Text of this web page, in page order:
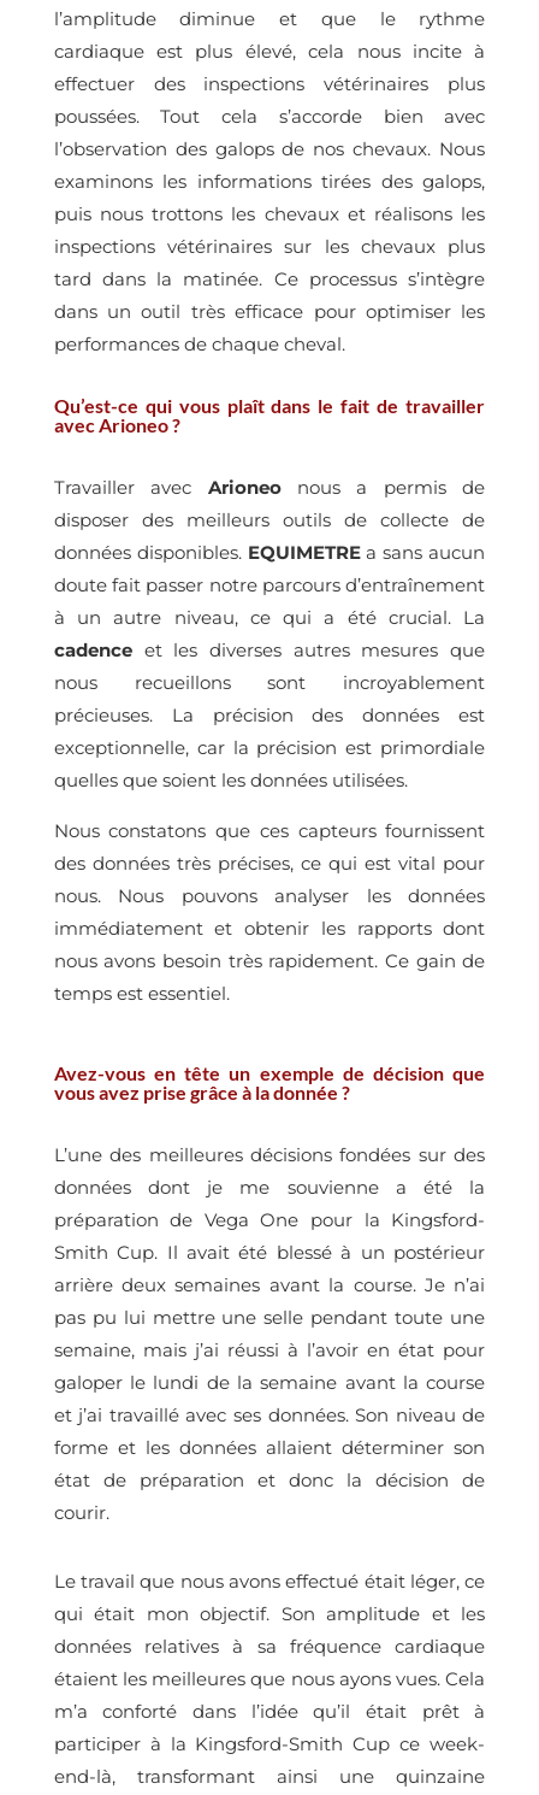
l’amplitude diminue et que le rythme
cardiaque est plus élevé, cela nous incite à
effectuer des inspections vétérinaires plus
poussées. Tout cela s’accorde bien avec
l’observation des galops de nos chevaux. Nous
examinons les informations tirées des galops,
puis nous trottons les chevaux et réalisons les
inspections vétérinaires sur les chevaux plus
tard dans la matinée. Ce processus s’intègre
dans un outil très efficace pour optimiser les
performances de chaque cheval.
Qu’est-ce qui vous plaît dans le fait de travailler
avec Arioneo ?
Travailler avec Arioneonous a permis de
disposer des meilleurs outils de collecte de
données disponibles. EQUIMETREa sans aucun
doute fait passer notre parcours d’entraînement
à un autre niveau, ce qui a été crucial. La
cadenceet les diverses autres mesures que
nous recueillons sont incroyablement
précieuses. La précision des données est
exceptionnelle, car la précision est primordiale
quelles que soient les données utilisées.
Nous constatons que ces capteurs fournissent
des données très précises, ce qui est vital pour
nous. Nous pouvons analyser les données
immédiatement et obtenir les rapports dont
nous avons besoin très rapidement. Ce gain de
temps est essentiel.
Avez-vous en tête un exemple de décision que
vous avez prise grâce à la donnée ?
L’une des meilleures décisions fondées sur des
données dont je me souvienne a été la
préparation de Vega One pour la Kingsford-
Smith Cup. Il avait été blessé à un postérieur
arrière deux semaines avant la course. Je n’ai
pas pu lui mettre une selle pendant toute une
semaine, mais j’ai réussi à l’avoir en état pour
galoper le lundi de la semaine avant la course
et j’ai travaillé avec ses données. Son niveau de
forme et les données allaient déterminer son
état de préparation et donc la décision de
courir.
Le travail que nous avons effectué était léger, ce
qui était mon objectif. Son amplitude et les
données relatives à sa fréquence cardiaque
étaient les meilleures que nous ayons vues. Cela
m’a conforté dans l’idée qu’il était prêt à
participer à la Kingsford-Smith Cup ce week-
end-là, transformant ainsi une quinzaine